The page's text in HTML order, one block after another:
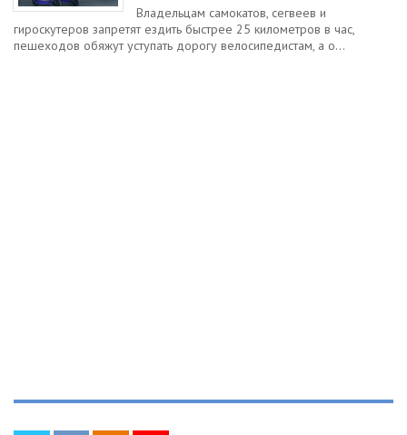
Владельцам самокатов, сегвеев и
гироскутеров запретят ездить быстрее 25 километров в час,
пешеходов обяжут уступать дорогу велосипедистам, а о...